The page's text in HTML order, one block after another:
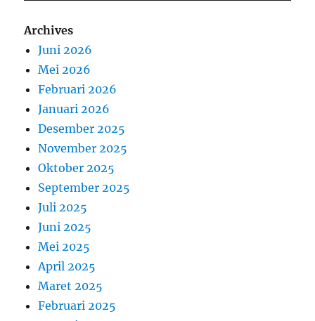
Archives
Juni 2026
Mei 2026
Februari 2026
Januari 2026
Desember 2025
November 2025
Oktober 2025
September 2025
Juli 2025
Juni 2025
Mei 2025
April 2025
Maret 2025
Februari 2025